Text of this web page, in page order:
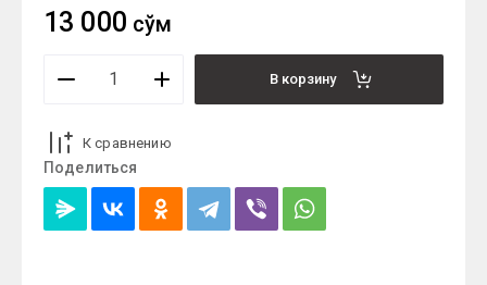
13 000 сўм
В корзину
К сравнению
Поделиться